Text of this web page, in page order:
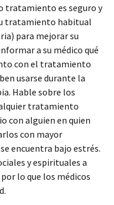
tratamiento es seguro y
tratamiento habitual
para mejorar su
a su médico qué
con el tratamiento
usarse durante la
Hable sobre los
tratamiento
con alguien en quien
con mayor
encuentra bajo estrés.
y espirituales a
lo que los médicos